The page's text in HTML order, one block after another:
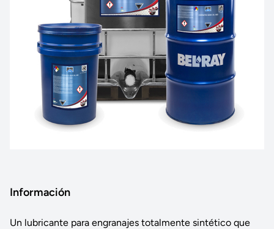
Información
Un lubricante para engranajes totalmente sintético que